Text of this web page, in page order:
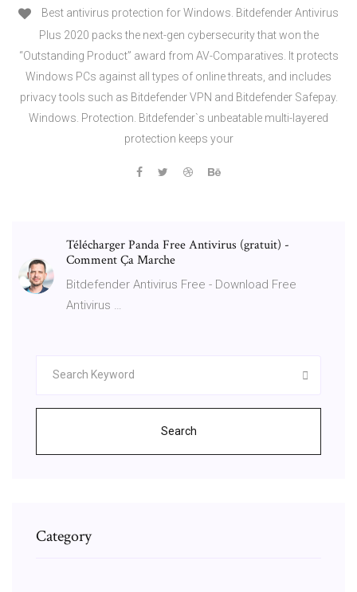
Best antivirus protection for Windows. Bitdefender Antivirus
Plus 2020 packs the next-gen cybersecurity that won the
“Outstanding Product” award from AV-Comparatives. It protects
Windows PCs against all types of online threats, and includes
privacy tools such as Bitdefender VPN and Bitdefender Safepay.
Windows. Protection. Bitdefender`s unbeatable multi-layered
protection keeps your
Télécharger Panda Free Antivirus (gratuit) -
Comment Ça Marche
Bitdefender Antivirus Free - Download Free
Antivirus …
Search
Category